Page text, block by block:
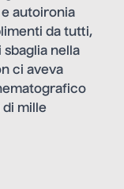
autoironia
da tutti,
nella
ci aveva
di mille